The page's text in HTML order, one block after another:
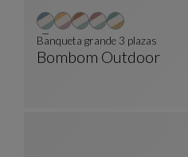
Bombom Outdoor
Banqueta grande 3 plazas